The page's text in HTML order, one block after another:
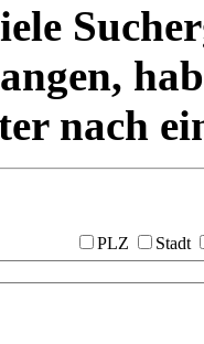
nach
PLZ
Stadt